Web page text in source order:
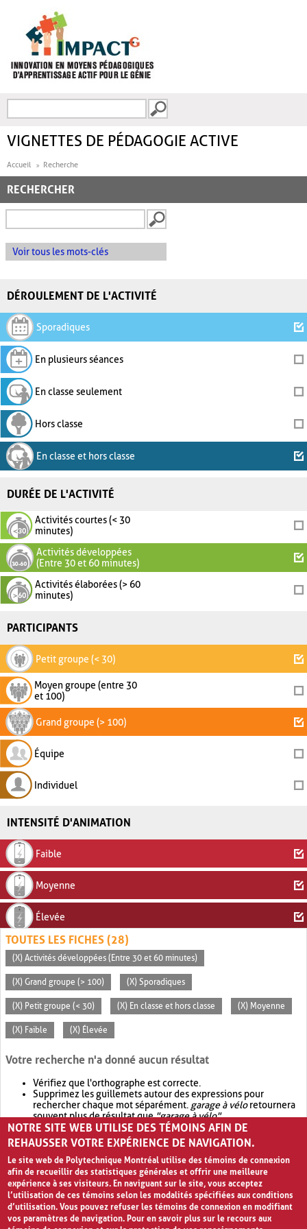
FORMULAIRE DE
VIGNETTES DE PÉDAGOGIE ACTIVE
Accueil Recherche
RECHERCHER
Voir tous les mots-clés
DÉROULEMENT DE L'ACTIVITÉ
Sporadiques
En plusieurs séances
En classe seulement
Hors classe
En classe et hors classe
DURÉE DE L'ACTIVITÉ
Activités courtes (< 30
minutes)
Activités développées
(Entre 30 et 60 minutes)
Activités élaborées (> 60
minutes)
PARTICIPANTS
Petit groupe (< 30)
Moyen groupe (entre 30
et 100)
Grand groupe (> 100)
Équipe
Individuel
INTENSITÉ D'ANIMATION
Faible
Moyenne
Élevée
TOUTES LES FICHES (28)
(X) Activités développées (Entre 30 et 60 minutes)
(X) Grand groupe (> 100) (X) Sporadiques
(X) Petit groupe (< 30) (X) En classe et hors classe (X) Moyenne
(X) Faible (X) Élevée
Votre recherche n'a donné aucun résultat
Vérifiez que l'orthographe est correcte.
Supprimez les guillemets autour des expressions pour
rechercher chaque mot séparément. garage à véloretournera
souvent plus de résultat que"garage à vélo".
Envisagez d'élargir votre recherche avec OR.garage OR vélo
retournera souvent plus de résultat quegarage à vélo
NOTRE SITE WEB UTILISE DES TÉMOINS AFIN DE
REHAUSSER VOTRE EXPÉRIENCE DE NAVIGATION.
Le site web de Polytechnique Montréal utilise des témoins de connexion
afin de recueillir des statistiques générales et offrir une meilleure
expérience à ses visiteurs. En naviguant sur le site, vous acceptez
l’utilisation de ces témoins selon les modalités spécifiées aux conditions
d’utilisation. Vous pouvez refuser les témoins de connexion en modifiant
vos paramètres de navigation. Pour en savoir plus sur le recours aux